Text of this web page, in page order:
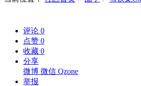
评论 0
点赞 0
收藏 0
分享
微博 微信 Qzone
举报